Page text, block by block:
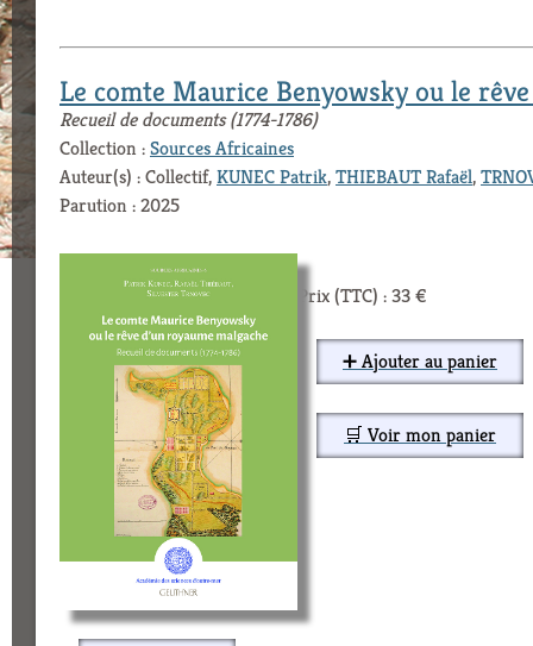
Le comte Maurice Benyowsky ou le
Recueil de documents (1774-1786)
Collection :Sources Africaines
Auteur(s) : Collectif,KUNEC Patrik,THIEBAUT Rafaël,
Parution : 2025
Prix (TTC) : 33 €
➕ Ajouter au panier
🛒 Voir mon panier